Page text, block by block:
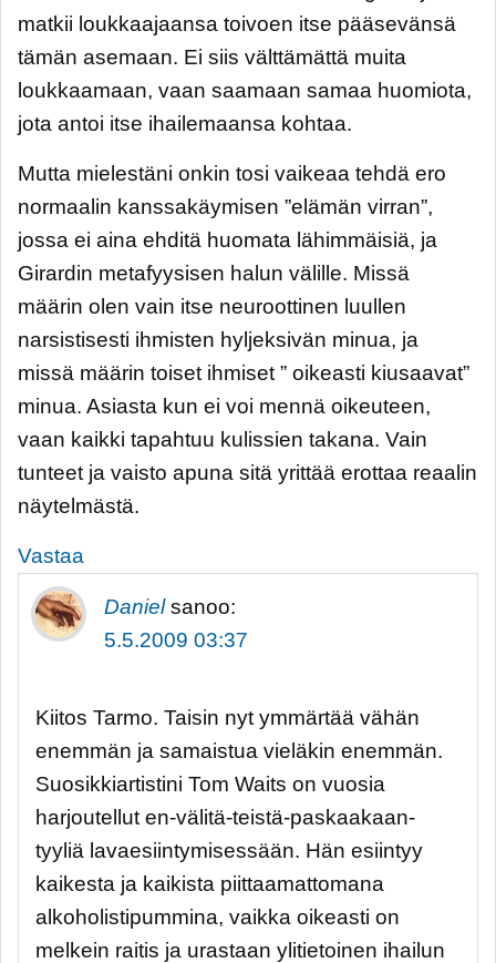
matkii loukkaajaansa toivoen itse pääsevänsä
tämän asemaan. Ei siis välttämättä muita
loukkaamaan, vaan saamaan samaa huomiota,
jota antoi itse ihailemaansa kohtaa.
Mutta mielestäni onkin tosi vaikeaa tehdä ero
normaalin kanssakäymisen ”elämän virran”,
jossa ei aina ehditä huomata lähimmäisiä, ja
Girardin metafyysisen halun välille. Missä
määrin olen vain itse neuroottinen luullen
narsistisesti ihmisten hyljeksivän minua, ja
missä määrin toiset ihmiset ” oikeasti kiusaavat”
minua. Asiasta kun ei voi mennä oikeuteen,
vaan kaikki tapahtuu kulissien takana. Vain
tunteet ja vaisto apuna sitä yrittää erottaa reaalin
näytelmästä.
Vastaa
Daniel sanoo:
5.5.2009 03:37
Kiitos Tarmo. Taisin nyt ymmärtää vähän
enemmän ja samaistua vieläkin enemmän.
Suosikkiartistini Tom Waits on vuosia
harjoutellut en-välitä-teistä-paskaakaan-
tyyliä lavaesiintymisessään. Hän esiintyy
kaikesta ja kaikista piittaamattomana
alkoholistipummina, vaikka oikeasti on
melkein raitis ja urastaan ylitietoinen ihailun